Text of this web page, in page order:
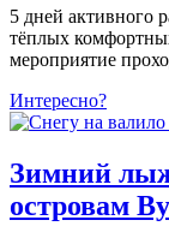
5 дней активного
тёплых
мероприятие
Интересно?
Зимний
островам